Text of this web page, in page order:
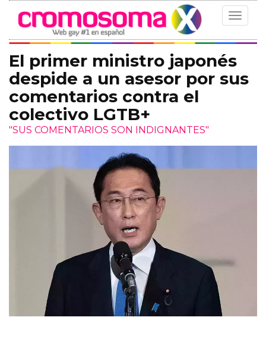
Toggle
El primer ministro japonés
despide a un asesor por sus
comentarios contra el
colectivo LGTB+
"SUS COMENTARIOS SON INDIGNANTES"